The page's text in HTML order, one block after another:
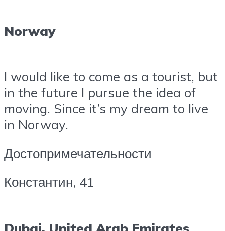
Norway
I would like to come as a tourist, but
in the future I pursue the idea of
moving. Since it’s my dream to live
in Norway.
Достопримечательности
Константин, 41